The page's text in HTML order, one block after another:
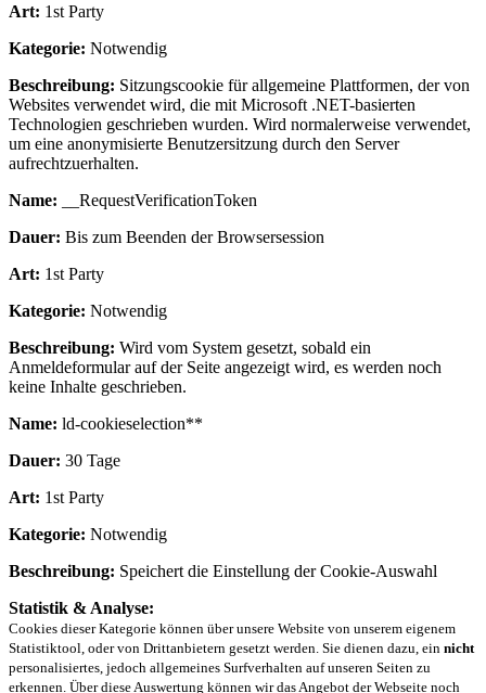
Art: 1st Party
Kategorie: Notwendig
Beschreibung: Sitzungscookie für allgemeine Plattformen, der von
Websites verwendet wird, die mit Microsoft .NET-basierten
Technologien geschrieben wurden. Wird normalerweise verwendet,
um eine anonymisierte Benutzersitzung durch den Server
aufrechtzuerhalten.
Name: __RequestVerificationToken
Dauer: Bis zum Beenden der Browsersession
Art: 1st Party
Kategorie: Notwendig
Beschreibung: Wird vom System gesetzt, sobald ein
Anmeldeformular auf der Seite angezeigt wird, es werden noch
keine Inhalte geschrieben.
Name: ld-cookieselection**
Dauer: 30 Tage
Art: 1st Party
Kategorie: Notwendig
Beschreibung: Speichert die Einstellung der Cookie-Auswahl
Statistik & Analyse:
Cookies dieser Kategorie können über unsere Website von unserem eigenem
Statistiktool, oder von Drittanbietern gesetzt werden. Sie dienen dazu, ein nicht
personalisiertes, jedoch allgemeines Surfverhalten auf unseren Seiten zu
erkennen. Über diese Auswertung können wir das Angebot der Webseite noch